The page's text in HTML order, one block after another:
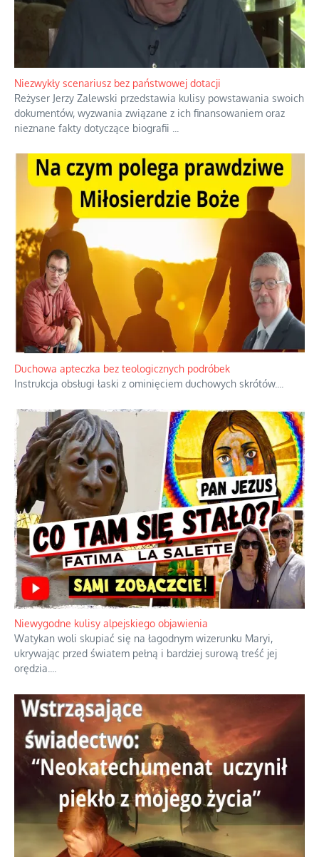
Niezwykły scenariusz bez państwowej dotacji
Reżyser Jerzy Zalewski przedstawia kulisy powstawania swoich
dokumentów, wyzwania związane z ich finansowaniem oraz
nieznane fakty dotyczące biografii
Duchowa apteczka bez teologicznych podróbek
Instrukcja obsługi łaski z ominięciem duchowych skrótów.
Niewygodne kulisy alpejskiego objawienia
Watykan woli skupiać się na łagodnym wizerunku Maryi,
ukrywając przed światem pełną i bardziej surową treść jej
orędzia.